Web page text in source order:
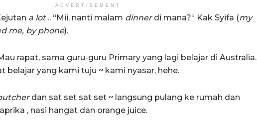
ADVERTISEMENT
a lot.. “Mii, nanti malam dinnerdi mana?“ Kak Syifa (my
me, by phone).
rapat, sama guru-guru Primary yang lagi belajar di Australia.
belajar yang kami tuju ~ kami nyasar, hehe.
dan sat set sat set ~ langsung pulang ke rumah dan
, nasi hangat dan orange juice.